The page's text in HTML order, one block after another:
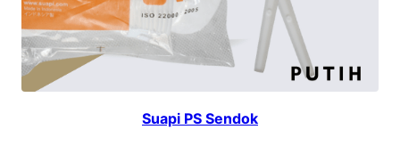
Suapi PS Sendok